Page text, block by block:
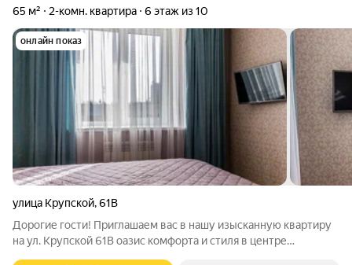
65 м² 2-комн. квартира 6 этаж из 10
онлайн показ
улица Крупской,61В
Дорогие гости! Приглашаем вас в нашу изысканную квартиру
на ул. Крупской 61В оазис комфорта и стиля в центре